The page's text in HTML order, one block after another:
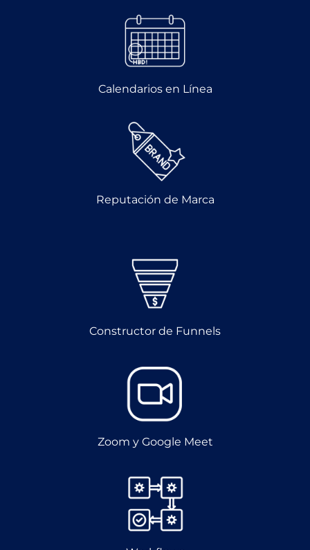
Calendarios en Línea
Reputación de Marca
Constructor de Funnels
Zoom y Google Meet